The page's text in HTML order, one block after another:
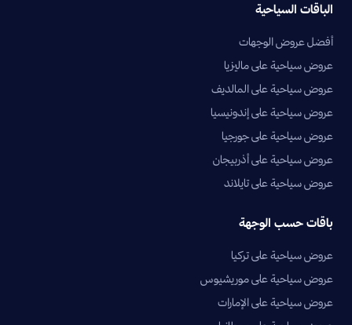
الباقات السياحية
أفضل عروض الوجهات
عروض سياحية على ماليزيا
عروض سياحية على المالديف
عروض سياحية على إندونيسيا
عروض سياحية على جورجيا
عروض سياحية على أذربيجان
عروض سياحية على تايلاند
باقات حسب الوجهة
عروض سياحية على تركيا
عروض سياحية على موريشيوس
عروض سياحية على الإمارات